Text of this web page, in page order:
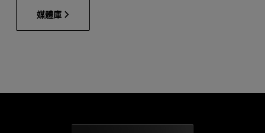
媒體庫